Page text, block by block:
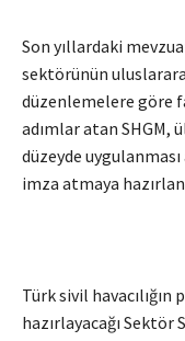
Son yıllardaki
sektörünün
düzenlemelere göre
adımlar atan SHGM,
düzeyde
imza atmaya
Türk sivil
hazırlayacağı Sektör